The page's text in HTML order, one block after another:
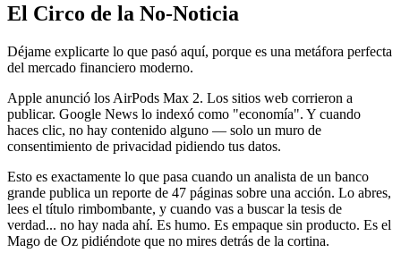
El Circo de la No-Noticia
Déjame explicarte lo que pasó aquí, porque es una metáfora perfecta
del mercado financiero moderno.
Apple anunció los AirPods Max 2. Los sitios web corrieron a
publicar. Google News lo indexó como "economía". Y cuando
haces clic, no hay contenido alguno — solo un muro de
consentimiento de privacidad pidiendo tus datos.
Esto es exactamente lo que pasa cuando un analista de un banco
grande publica un reporte de 47 páginas sobre una acción. Lo abres,
lees el título rimbombante, y cuando vas a buscar la tesis de
verdad... no hay nada ahí. Es humo. Es empaque sin producto. Es el
Mago de Oz pidiéndote que no mires detrás de la cortina.